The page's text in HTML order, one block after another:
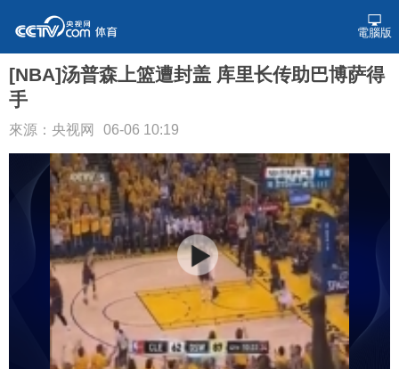
電腦版
[NBA]汤普森上篮遭封盖 库里长传助巴博萨得
手
來源：央视网 06-06 10:19